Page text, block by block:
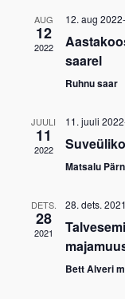
AUG
12
2022
12. aug
saarel
Ruhnu saar
JUULI
11
2022
11. juuli
Matsalu
DETS.
28
2021
28. dets. 2021
Bett Alveri